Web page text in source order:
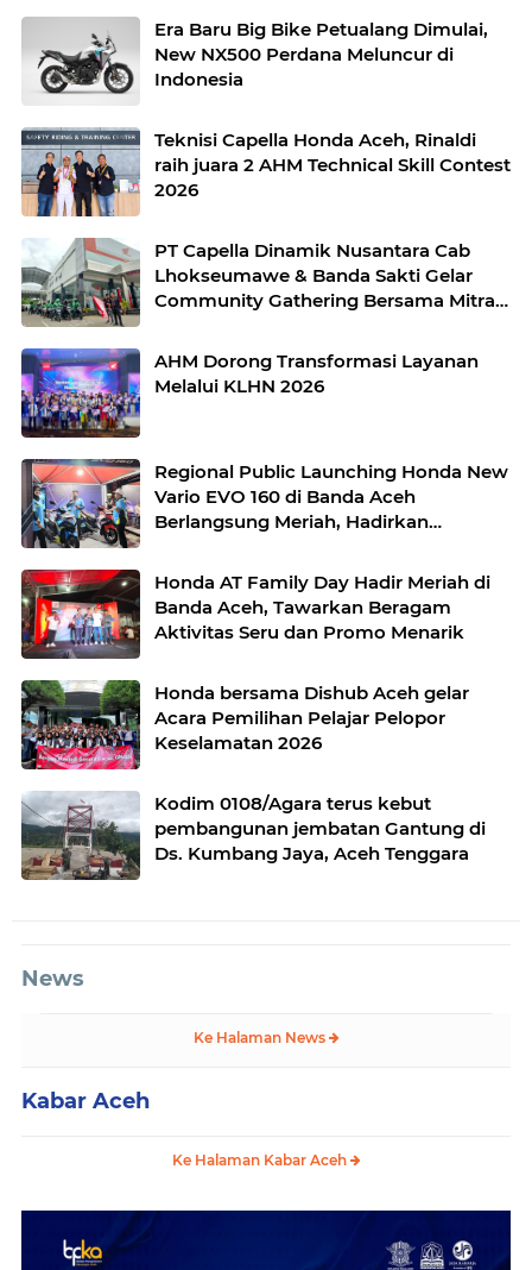
Era Baru Big Bike Petualang Dimulai,
New NX500 Perdana Meluncur di
Indonesia
Teknisi Capella Honda Aceh, Rinaldi
raih juara 2 AHM Technical Skill Contest
2026
PT Capella Dinamik Nusantara Cab
Lhokseumawe & Banda Sakti Gelar
Community Gathering Bersama Mitra
AHM Dorong Transformasi Layanan
Melalui KLHN 2026
Regional Public Launching Honda New
Vario EVO 160 di Banda Aceh
Berlangsung Meriah, Hadirkan
Masyarakat
Honda AT Family Day Hadir Meriah di
Banda Aceh, Tawarkan Beragam
Aktivitas Seru dan Promo Menarik
Honda bersama Dishub Aceh gelar
Acara Pemilihan Pelajar Pelopor
Keselamatan 2026
Kodim 0108/Agara terus kebut
pembangunan jembatan Gantung di
Ds. Kumbang Jaya, Aceh Tenggara
News
Ke Halaman News
Kabar Aceh
Ke Halaman Kabar Aceh